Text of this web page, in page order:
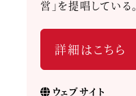
営」を提唱している。
詳細はこちら
ウェブサイト